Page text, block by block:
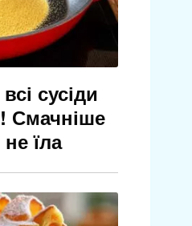
сусіди
Смачніше
їла